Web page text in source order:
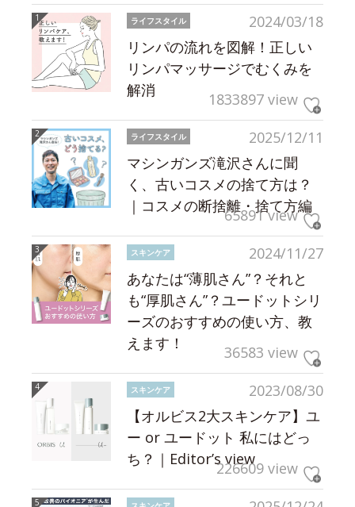
2024/03/18
ライフスタイル
リンパの流れを図解！正しい
リンパマッサージでむくみを
解消
1833897 view
2025/12/11
ライフスタイル
マシンガンズ滝沢さんに聞
く、古いコスメの捨て方は？
｜コスメの断捨離・捨て方編
65891 view
2024/11/27
スキンケア
あなたは“薄肌さん”？それと
も“厚肌さん”？ユードットシリ
ーズのおすすめの使い方、教
えます！
36583 view
2023/08/30
スキンケア
【オルビス2大スキンケア】ユ
ー or ユードット 私にはどっ
ち？｜Editor’s view226609 view